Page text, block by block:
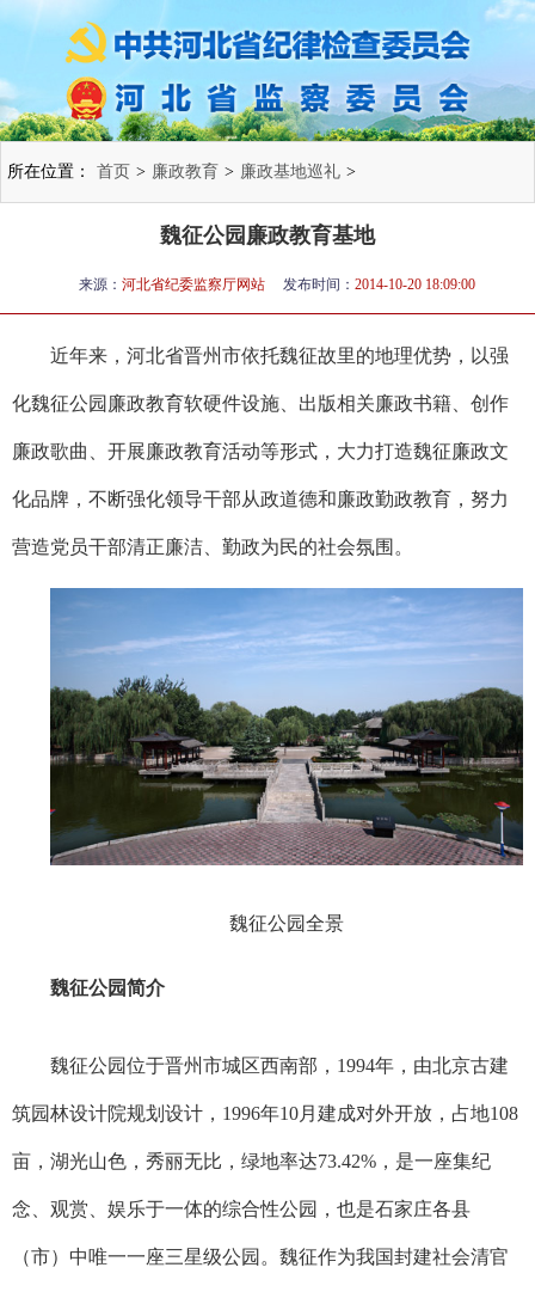
所在位置： 首页 > 廉政教育 > 廉政基地巡礼 >
魏征公园廉政教育基地
来源： 河北省纪委监察厅网站 发布时间： 2014-10-20 18:09:00
近年来，河北省晋州市依托魏征故里的地理优势，以强
化魏征公园廉政教育软硬件设施、出版相关廉政书籍、创作
廉政歌曲、开展廉政教育活动等形式，大力打造魏征廉政文
化品牌，不断强化领导干部从政道德和廉政勤政教育，努力
营造党员干部清正廉洁、勤政为民的社会氛围。
魏征公园全景
魏征公园简介
魏征公园位于晋州市城区西南部， 1994年，由北京古建
筑园林设计院规划设计， 1996年10月建成对外开放，占地108
亩，湖光山色，秀丽无比，绿地率达73.42% ，是一座集纪
念、观赏、娱乐于一体的综合性公园，也是石家庄各县
（市）中唯一一座三星级公园。魏征作为我国封建社会清官